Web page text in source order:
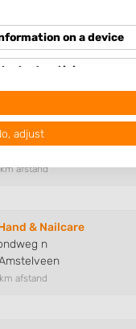
Rosa
30
afstand
& Nailcare
n
afstand
on a device
advertising
advertising
content
adjust